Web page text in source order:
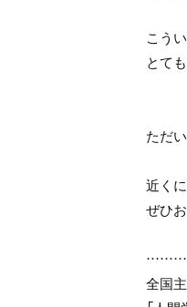
こう
とて
ただ
近く
ぜひ
全国